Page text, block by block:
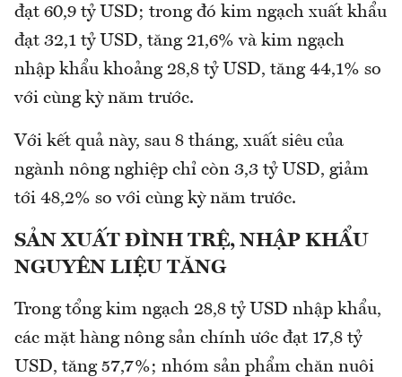
đạt 60,9 tỷ USD; trong đó kim ngạch xuất khẩu
đạt 32,1 tỷ USD, tăng 21,6% và kim ngạch
nhập khẩu khoảng 28,8 tỷ USD, tăng 44,1% so
với cùng kỳ năm trước.
Với kết quả này, sau 8 tháng, xuất siêu của
ngành nông nghiệp chỉ còn 3,3 tỷ USD, giảm
tới 48,2% so với cùng kỳ năm trước.
SẢN XUẤT ĐÌNH TRỆ, NHẬP KHẨU
NGUYÊN LIỆU TĂNG
Trong tổng kim ngạch 28,8 tỷ USD nhập khẩu,
các mặt hàng nông sản chính ước đạt 17,8 tỷ
USD, tăng 57,7%; nhóm sản phẩm chăn nuôi